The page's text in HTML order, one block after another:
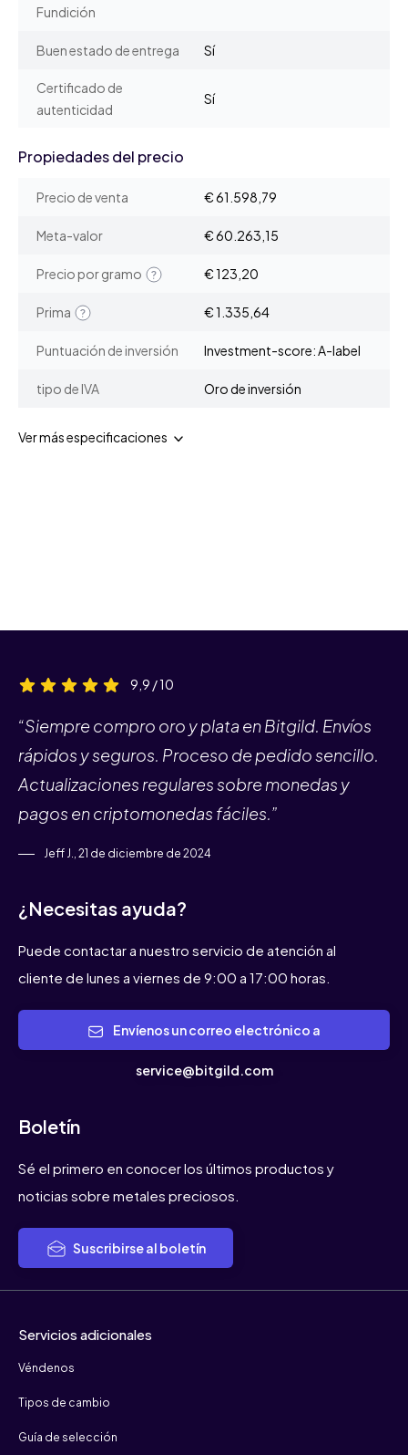
Fundición
Buen estado de entrega Sí
Certificado de
autenticidad
Sí
Propiedades del precio
Precio de venta € 61.598,79
Meta-valor € 60.263,15
Precio por gramo € 123,20
Prima € 1.335,64
Puntuación de inversión Investment-score: A-label
tipo de IVA Oro de inversión
Ver más especificaciones
9,9 / 10
“Siempre compro oro y plata en Bitgild. Envíos
rápidos y seguros. Proceso de pedido sencillo.
Actualizaciones regulares sobre monedas y
pagos en criptomonedas fáciles.”
Jeff J., 21 de diciembre de 2024
¿Necesitas ayuda?
Puede contactar a nuestro servicio de atención al
cliente de lunes a viernes de 9:00 a 17:00 horas.
service@bitgild.com
Boletín
Sé el primero en conocer los últimos productos y
noticias sobre metales preciosos.
Suscribirse al boletín
Servicios adicionales
Véndenos
Tipos de cambio
Guía de selección